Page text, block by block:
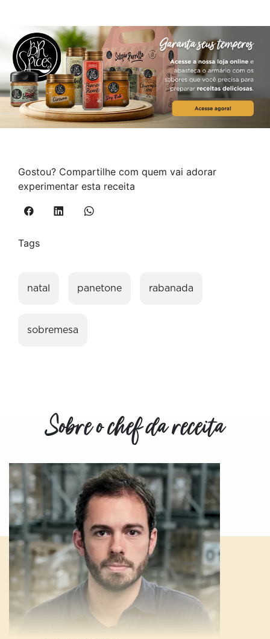
Gostou? Compartilhe com quem vai adorar
experimentar esta receita
Tags
natal panetone rabanada
sobremesa
Sobre o chef da receita